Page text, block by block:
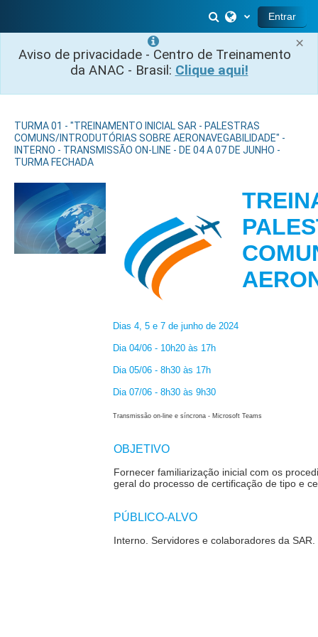
×
Aviso de privacidade - Centro de Treinamento
da ANAC - Brasil: Clique aqui!
Selector de
Entrar
TURMA 01 - "TREINAMENTO INICIAL SAR - PALESTRAS
COMUNS/INTRODUTÓRIAS SOBRE AERONAVEGABILIDADE" -
INTERNO - TRANSMISSÃO ON-LINE - DE 04 A 07 DE JUNHO -
TURMA FECHADA
Dias 4, 5 e 7 de junho de 2024
Dia 04/06 - 10h20 às 17h
Dia 05/06 - 8h30 às 17h
Dia 07/06 - 8h30 às 9h30
Transmissão on-line e síncrona - Microsoft Teams
OBJETIVO
Fornecer familiarização inicial com os
geral do processo de certificação de tipo e
PÚBLICO-ALVO
Interno.Servidores e colaboradores da SAR.